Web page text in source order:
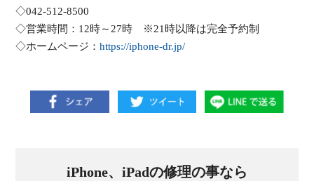
◇042-512-8500
◇営業時間：12時～27時 ※21時以降は完全予約制
◇ホームページ：https://iphone-dr.jp/
iPhone、iPadの修理の事なら